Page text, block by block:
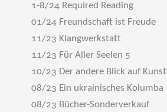
1-8/24 Required Reading
01/24 Freundschaft ist Freude
11/23 Klangwerkstatt
11/23 Für Aller Seelen 5
10/23 Der andere Blick auf Kunst
08/23 Ein ukrainisches Kolumba
08/23 Bücher-Sonderverkauf